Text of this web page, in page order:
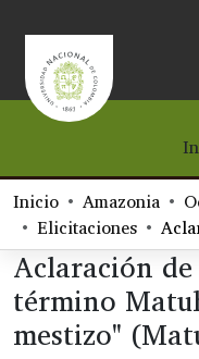
¿Qué es Eetane?
Comunidades
Navegar
Estadísticas
Inicio
Amazonia
Elicitaciones
Aclaración
término
mestizo"